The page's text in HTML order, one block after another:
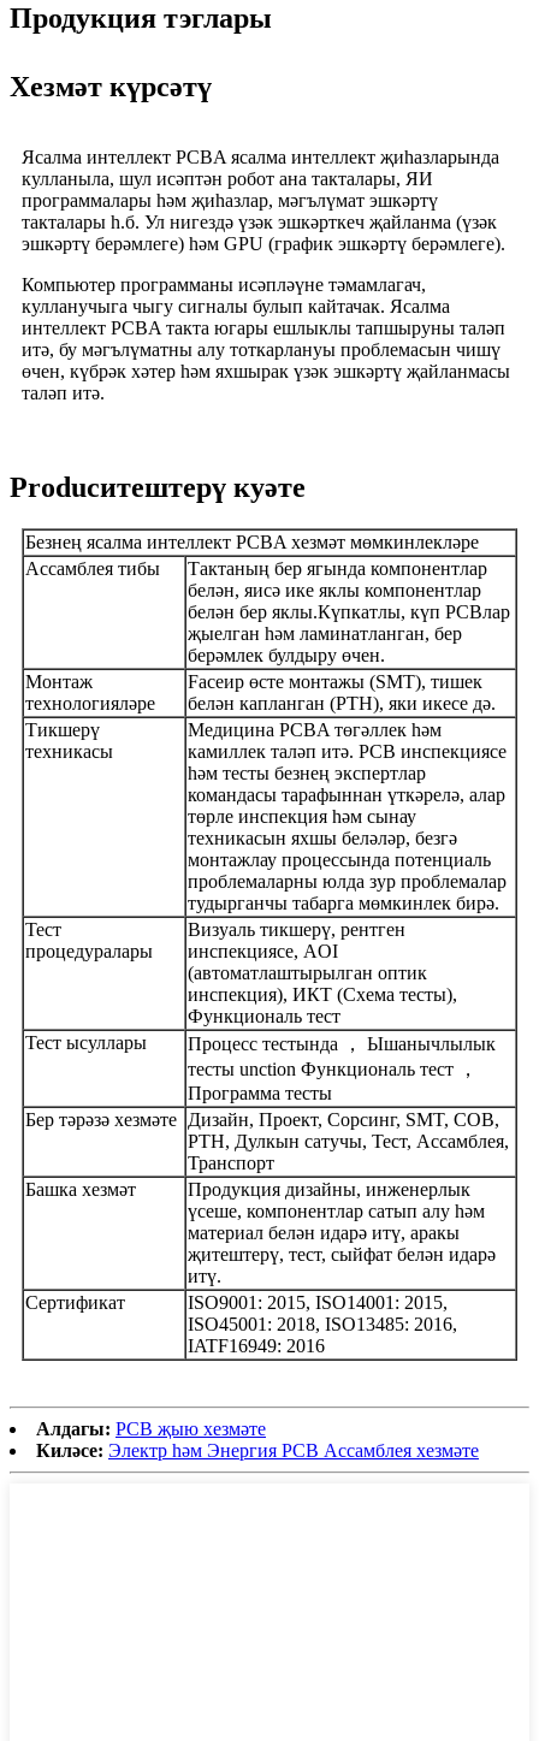
Продукция тэглары
Хезмәт күрсәтү
Ясалма интеллект PCBA ясалма интеллект җиһазларында
кулланыла, шул исәптән робот ана такталары, ЯИ
программалары һәм җиһазлар, мәгълүмат эшкәртү
такталары һ.б. Ул нигездә үзәк эшкәрткеч җайланма (үзәк
эшкәртү берәмлеге) һәм GPU (график эшкәртү берәмлеге).
Компьютер программаны исәпләүне тәмамлагач,
кулланучыга чыгу сигналы булып кайтачак. Ясалма
интеллект PCBA такта югары ешлыклы тапшыруны таләп
итә, бу мәгълүматны алу тоткарлануы проблемасын чишү
өчен, күбрәк хәтер һәм яхшырак үзәк эшкәртү җайланмасы
таләп итә.
Producитештерү куәте
Безнең ясалма интеллект PCBA хезмәт мөмкинлекләре
Ассамблея тибы
Тактаның бер ягында компонентлар
белән, яисә ике яклы компонентлар
белән бер яклы.Күпкатлы, күп PCBлар
җыелган һәм ламинатланган, бер
берәмлек булдыру өчен.
Монтаж
технологияләре
Faceир өсте монтажы (SMT), тишек
белән капланган (PTH), яки икесе дә.
Тикшерү
техникасы
Медицина PCBA төгәллек һәм
камиллек таләп итә. PCB инспекциясе
һәм тесты безнең экспертлар
командасы тарафыннан үткәрелә, алар
төрле инспекция һәм сынау
техникасын яхшы беләләр, безгә
монтажлау процессында потенциаль
проблемаларны юлда зур проблемалар
тудырганчы табарга мөмкинлек бирә.
Тест
процедуралары
Визуаль тикшерү, рентген
инспекциясе, AOI
(автоматлаштырылган оптик
инспекция), ИКТ (Схема тесты),
Функциональ тест
Тест ысуллары
Процесс тестында ， Ышанычлылык
тесты unction Функциональ тест ，
Программа тесты
Бер тәрәзә хезмәте Дизайн, Проект, Сорсинг, SMT, COB,
PTH, Дулкын сатучы, Тест, Ассамблея,
Транспорт
Башка хезмәт
Продукция дизайны, инженерлык
үсеше, компонентлар сатып алу һәм
материал белән идарә итү, аракы
җитештерү, тест, сыйфат белән идарә
итү.
Сертификат
ISO9001: 2015, ISO14001: 2015,
ISO45001: 2018, ISO13485: 2016,
IATF16949: 2016
Алдагы: PCB җыю хезмәте
Киләсе: Электр һәм Энергия PCB Ассамблея хезмәте